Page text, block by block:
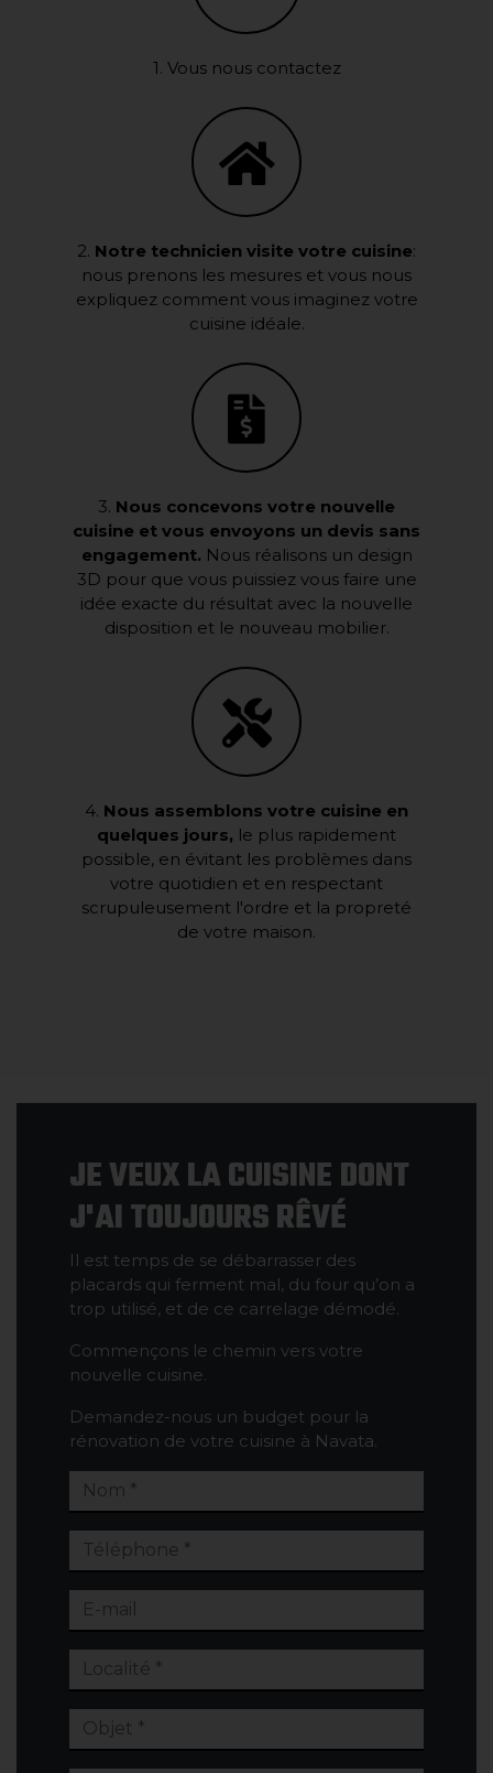
1. Vous nous contactez
2. Notre technicien visite votre cuisine:
nous prenons les mesures et vous nous
expliquez comment vous imaginez votre
cuisine idéale.
3. Nous concevons votre nouvelle
cuisine et vous envoyons un devis sans
engagement. Nous réalisons un design
3D pour que vous puissiez vous faire une
idée exacte du résultat avec la nouvelle
disposition et le nouveau mobilier.
4. Nous assemblons votre cuisine en
quelques jours, le plus rapidement
possible, en évitant les problèmes dans
votre quotidien et en respectant
scrupuleusement l'ordre et la propreté
de votre maison.
JE VEUX LA CUISINE DONT
J'AI TOUJOURS RÊVÉ
Il est temps de se débarrasser des
placards qui ferment mal, du four qu’on a
trop utilisé, et de ce carrelage démodé.
Commençons le chemin vers votre
nouvelle cuisine.
Demandez-nous un budget pour la
rénovation de votre cuisine à Navata.